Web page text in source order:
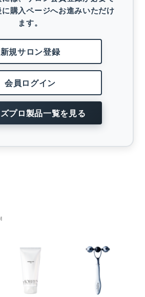
購入ページへお進みいただけ
ます。
新規サロン登録
会員ログイン
プロ製品一覧を見る